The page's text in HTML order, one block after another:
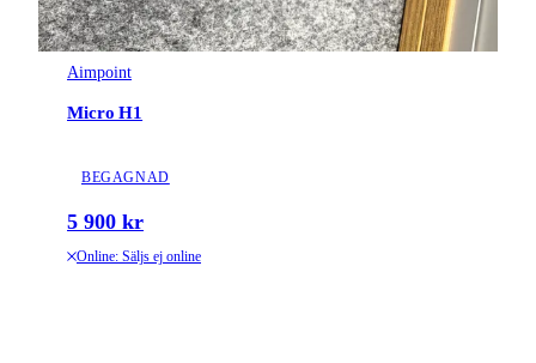
Aimpoint
Micro H1
BEGAGNAD
5 900 kr
Online: Säljs ej online